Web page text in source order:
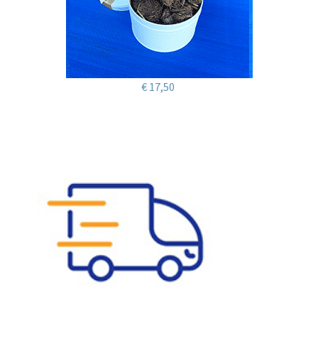
€ 17,50